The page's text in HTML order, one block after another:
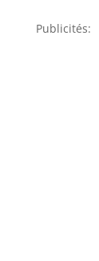
Publicités: